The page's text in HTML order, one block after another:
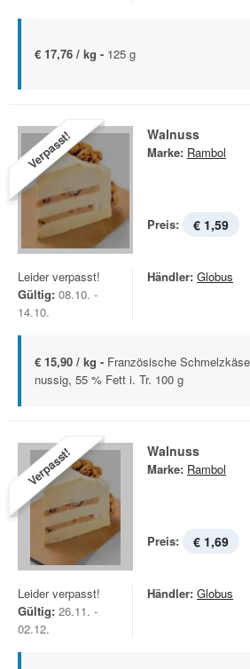
€ 17,76 / kg - 125 g
Verpasst! Walnuss
Marke: Rambol
Preis: € 1,59
Leider verpasst!
Gültig: 08.10. -
14.10.
Händler: Globus
€ 15,90 / kg - Französische
nussig, 55 % Fett i. Tr. 100 g
Verpasst! Walnuss
Marke: Rambol
Preis: € 1,69
Leider verpasst!
Gültig: 26.11. -
02.12.
Händler: Globus